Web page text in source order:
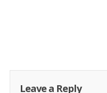
Leave a Reply